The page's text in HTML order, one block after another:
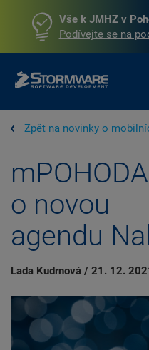
Vše k JMHZ v
Podívejte se na
Zpět na novinky o
o novou
agendu
Lada Kudrnová / 21. 12.